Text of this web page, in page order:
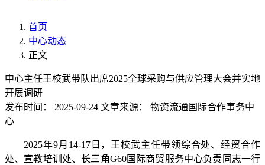
首页
中心动态
正文
中心主任王校武带队出席2025全球采购与供应管理大会并实地
开展调研
发布时间：
2025-09-24 文章来源：
物资流通国际合作事务中
心
2025年9月14-17日，王校武主任带领综合处、经贸合作
处、宣教培训处、长三角G60国际商贸服务中心负责同志一行